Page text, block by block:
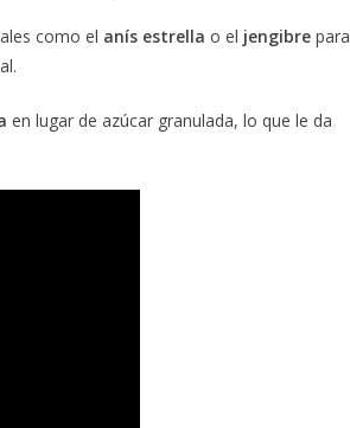
como el anís estrella o el jengibre para
en lugar de azúcar granulada, lo que le da